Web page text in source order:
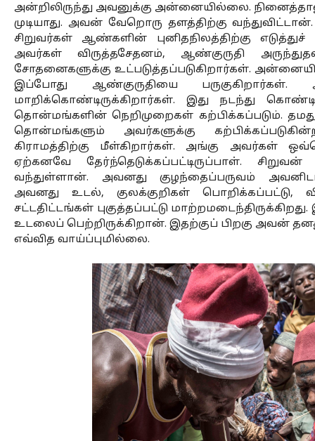
அன்றிலிருந்து அவனுக்கு அன்னையில்லை.
முடியாது. அவன் வேறொரு தளத்திற்கு
சிறுவர்கள் ஆண்களின் புனிதநிலத்திற்கு
அவர்கள் விருத்தசேதனம், ஆண்குருதி
சோதனைகளுக்கு உட்படுத்தப்படுகிறார்கள்.
இப்போது ஆண்குருதியை
மாறிக்கொண்டிருக்கிறார்கள். இது நடந்து
தொன்மங்களின் நெறிமுறைகள் கற்பிக்கப்படும்.
தொன்மங்களும் அவர்களுக்கு
கிராமத்திற்கு மீள்கிறார்கள். அங்கு அவர்கள்
ஏற்கனவே தேர்ந்தெடுக்கப்பட்டிருப்பாள்.
வந்துள்ளான். அவனது குழந்தைப்பருவம்
அவனது உடல், குலக்குறிகள் பொறிக்கப்பட்டு,
சட்டதிட்டங்கள் புகுத்தப்பட்டு
உடலைப் பெற்றிருக்கிறான். இதற்குப் பிறகு அவன்
எவ்வித வாய்ப்புமில்லை.